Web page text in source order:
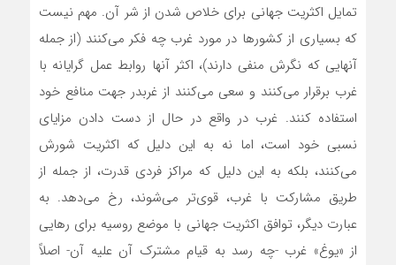
تمایل اکثریت جهانی برای خلاص شدن از شر آن. مهم نیست
که بسیاری از کشورها در مورد غرب چه فکر‌ می‌کنند (از جمله
آنهایی که نگرش‌ منفی دارند)، اکثر آنها روابط عمل گرایانه با
غرب برقرار‌ می‌کنند و سعی‌ می‌کنند از غربدر جهت منافع خود
استفاده کنند. غرب در واقع در حال از دست دادن مزایای
نسبی خود است، اما نه به این دلیل که اکثریت شورش
می‌کنند، بلکه به این دلیل که مراکز فردی قدرت، از جمله از
طریق مشارکت با غرب، قوی‌تر می‌شوند، رخ می‌دهد. به
عبارت دیگر، توافق اکثریت جهانی با موضع روسیه برای رهایی
از «یوغ» غرب -چه رسد به قیام مشترک آن علیه آن- اصلاً